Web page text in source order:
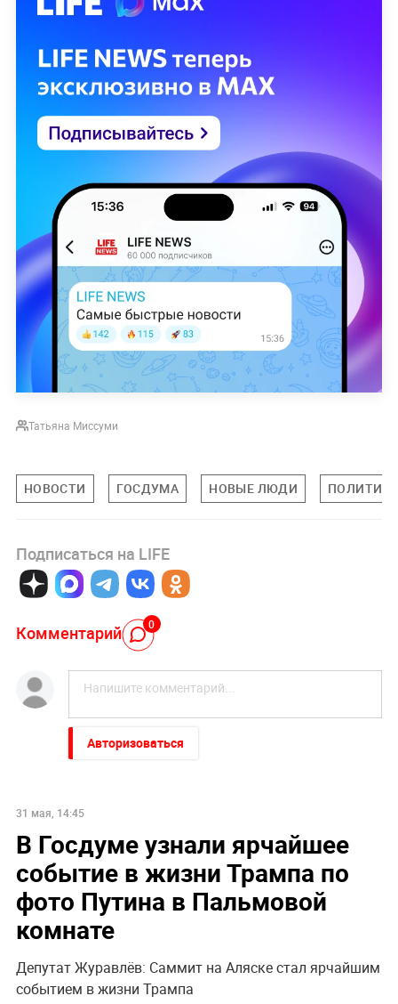
Татьяна Миссуми
НОВОСТИ ГОСДУМА НОВЫЕ ЛЮДИ
Подписаться на LIFE
Комментарий 0
Авторизоваться
НОВОСТИ ПАРТНЕРОВ
"Никто не полезет": британцев потрясло
происходящее в Одессе
По бежавшему из России Надеждину* нанесли новый
удар
"Какая наглость!" В Британии поразились удару
России по Киеву